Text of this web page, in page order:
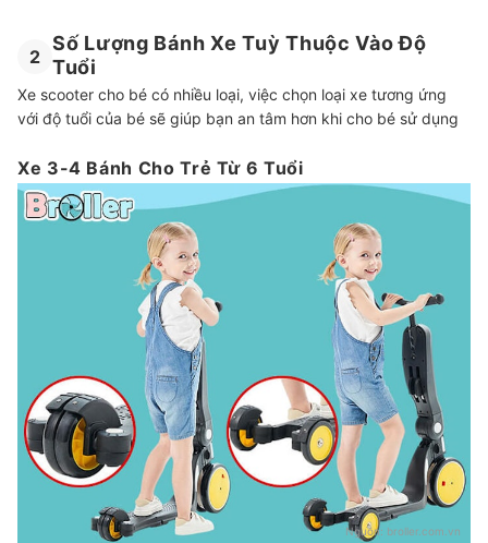
2
Số Lượng Bánh Xe Tuỳ Thuộc Vào Độ
Tuổi
Xe scooter cho bé có nhiều loại, việc chọn loại xe tương ứng
với độ tuổi của bé sẽ giúp bạn an tâm hơn khi cho bé sử dụng
Xe 3-4 Bánh Cho Trẻ Từ 6 Tuổi
Nguồn: broller.com.vn